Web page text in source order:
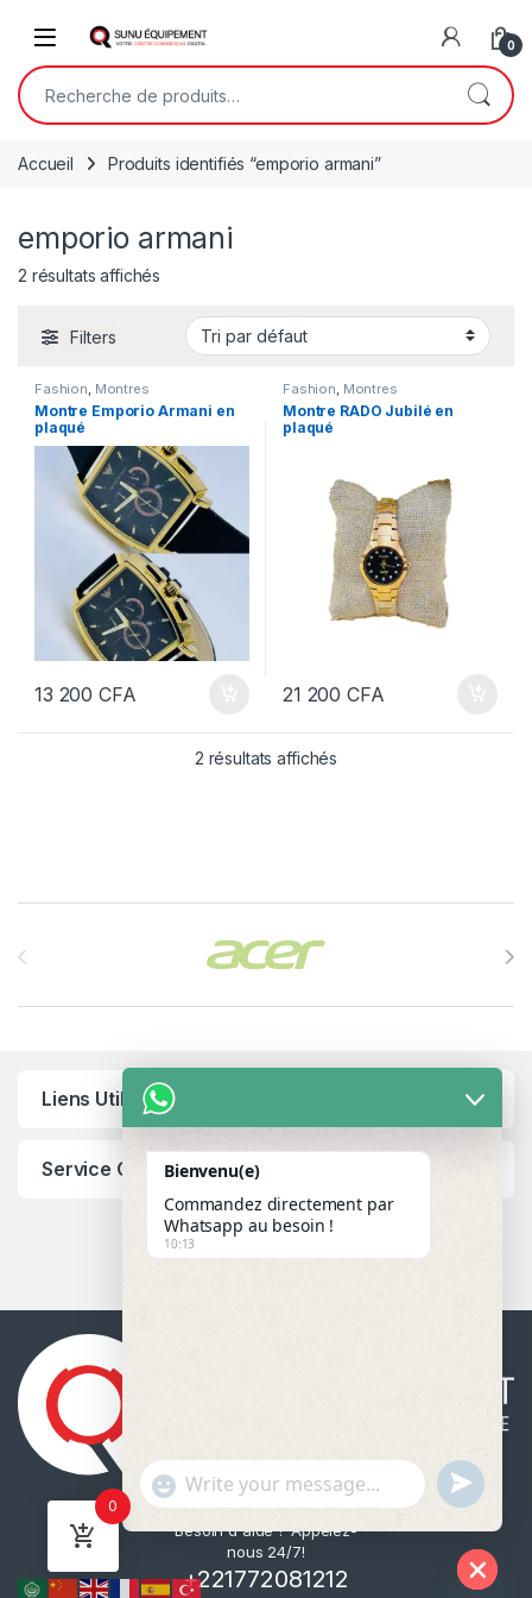
Open 0
Recherche pour :
Accueil Produits identifiés “emporio armani”
emporio armani
2 résultats affichés
Filters
Fashion, Montres
Montre Emporio Armani en
plaqué
13 200CFA
Fashion, Montres
Montre RADO Jubilé en
plaqué
21 200CFA
2 résultats affichés
Liens Utiles
Service Client
Besoin d'aide ? Appelez-
nous 24/7!
+221772081212
0
Bienvenu(e)
Commandez directement par
Whatsapp au besoin !
10:13
"
+
c
a
WhatsApp Message
u
n
d